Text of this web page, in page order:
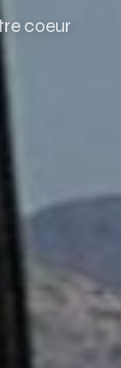
coeur